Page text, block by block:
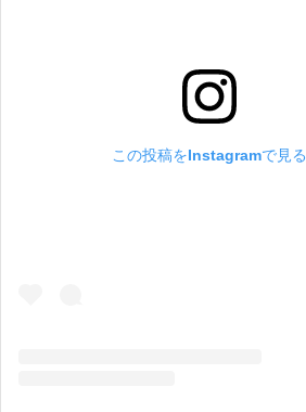
この投稿をInstagramで見る